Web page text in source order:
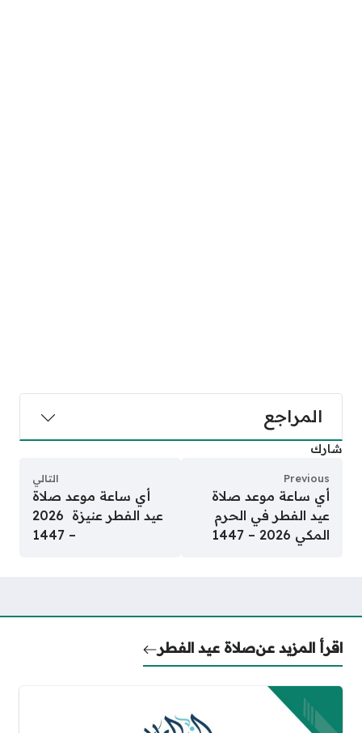
المراجع
شارك
Previous
أي ساعة موعد صلاة
عيد الفطر في الحرم
المكي 2026 – 1447
التالي
أي ساعة موعد صلاة
عيد الفطر عنيزة 2026
– 1447
اقرأ المزيد عنصلاة عيد الفطر